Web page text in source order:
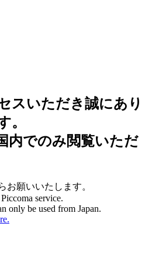
スいただき誠にあり
。
内でのみ閲覧いただ
お願いいたします。
service.
only be used from Japan.